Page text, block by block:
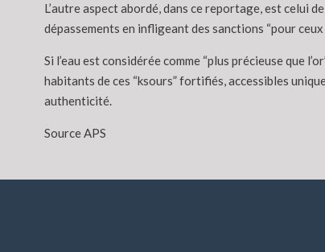
L’autre aspect abordé, dans ce reportage, est celui
dépassements en infligeant des sanctions “pour
Si l’eau est considérée comme “plus précieuse que
habitants de ces “ksours” fortifiés, accessibles
authenticité.
Source APS